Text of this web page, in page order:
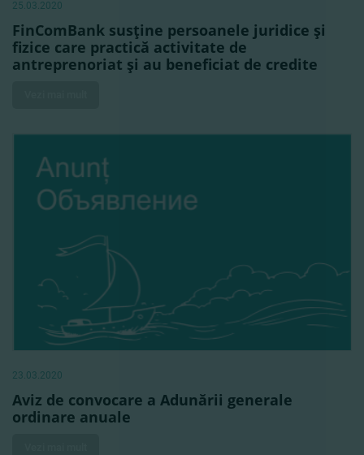
25.03.2020
FinComBank susţine persoanele juridice şi
fizice care practică activitate de
antreprenoriat şi au beneficiat de credite
23.03.2020
Aviz de convocare a Adunării generale
ordinare anuale